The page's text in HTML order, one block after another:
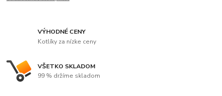
VÝHODNÉ CENY
Kotlíky za nízke ceny
VŠETKO SKLADOM
99 % držíme skladom